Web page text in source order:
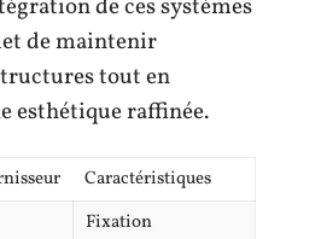
de ces systèmes
de maintenir
tout en
esthétique raffinée.
Caractéristiques
Fixation